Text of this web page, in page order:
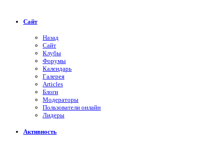
Сайт
Назад
Сайт
Клубы
Форумы
Календарь
Галерея
Articles
Блоги
Модераторы
Пользователи онлайн
Лидеры
Активность